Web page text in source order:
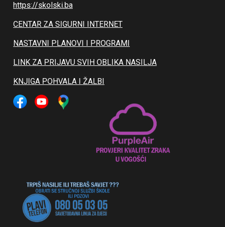
https://skolski.ba
CENTAR ZA SIGURNI INTERNET
NASTAVNI PLANOVI I PROGRAMI
LINK ZA PRIJAVU SVIH OBLIKA NASILJA
KNJIGA POHVALA I ŽALBI